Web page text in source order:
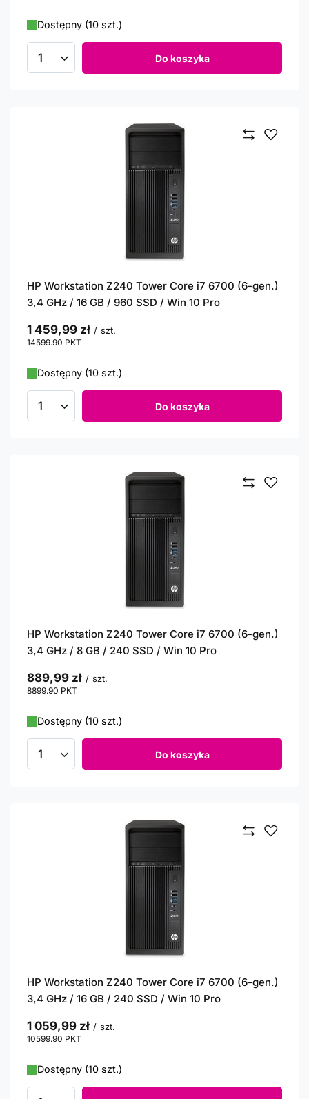
Dostępny (10 szt.)
Ilość produktów Do koszyka
HP Workstation Z240 Tower Core i7 6700 (6-gen.)
3,4 GHz / 16 GB / 960 SSD / Win 10 Pro
1 459,99 zł / szt.
14599.90 PKT
Dostępny (10 szt.)
Ilość produktów Do koszyka
HP Workstation Z240 Tower Core i7 6700 (6-gen.)
3,4 GHz / 8 GB / 240 SSD / Win 10 Pro
889,99 zł / szt.
8899.90 PKT
Dostępny (10 szt.)
Ilość produktów Do koszyka
HP Workstation Z240 Tower Core i7 6700 (6-gen.)
3,4 GHz / 16 GB / 240 SSD / Win 10 Pro
1 059,99 zł / szt.
10599.90 PKT
Dostępny (10 szt.)